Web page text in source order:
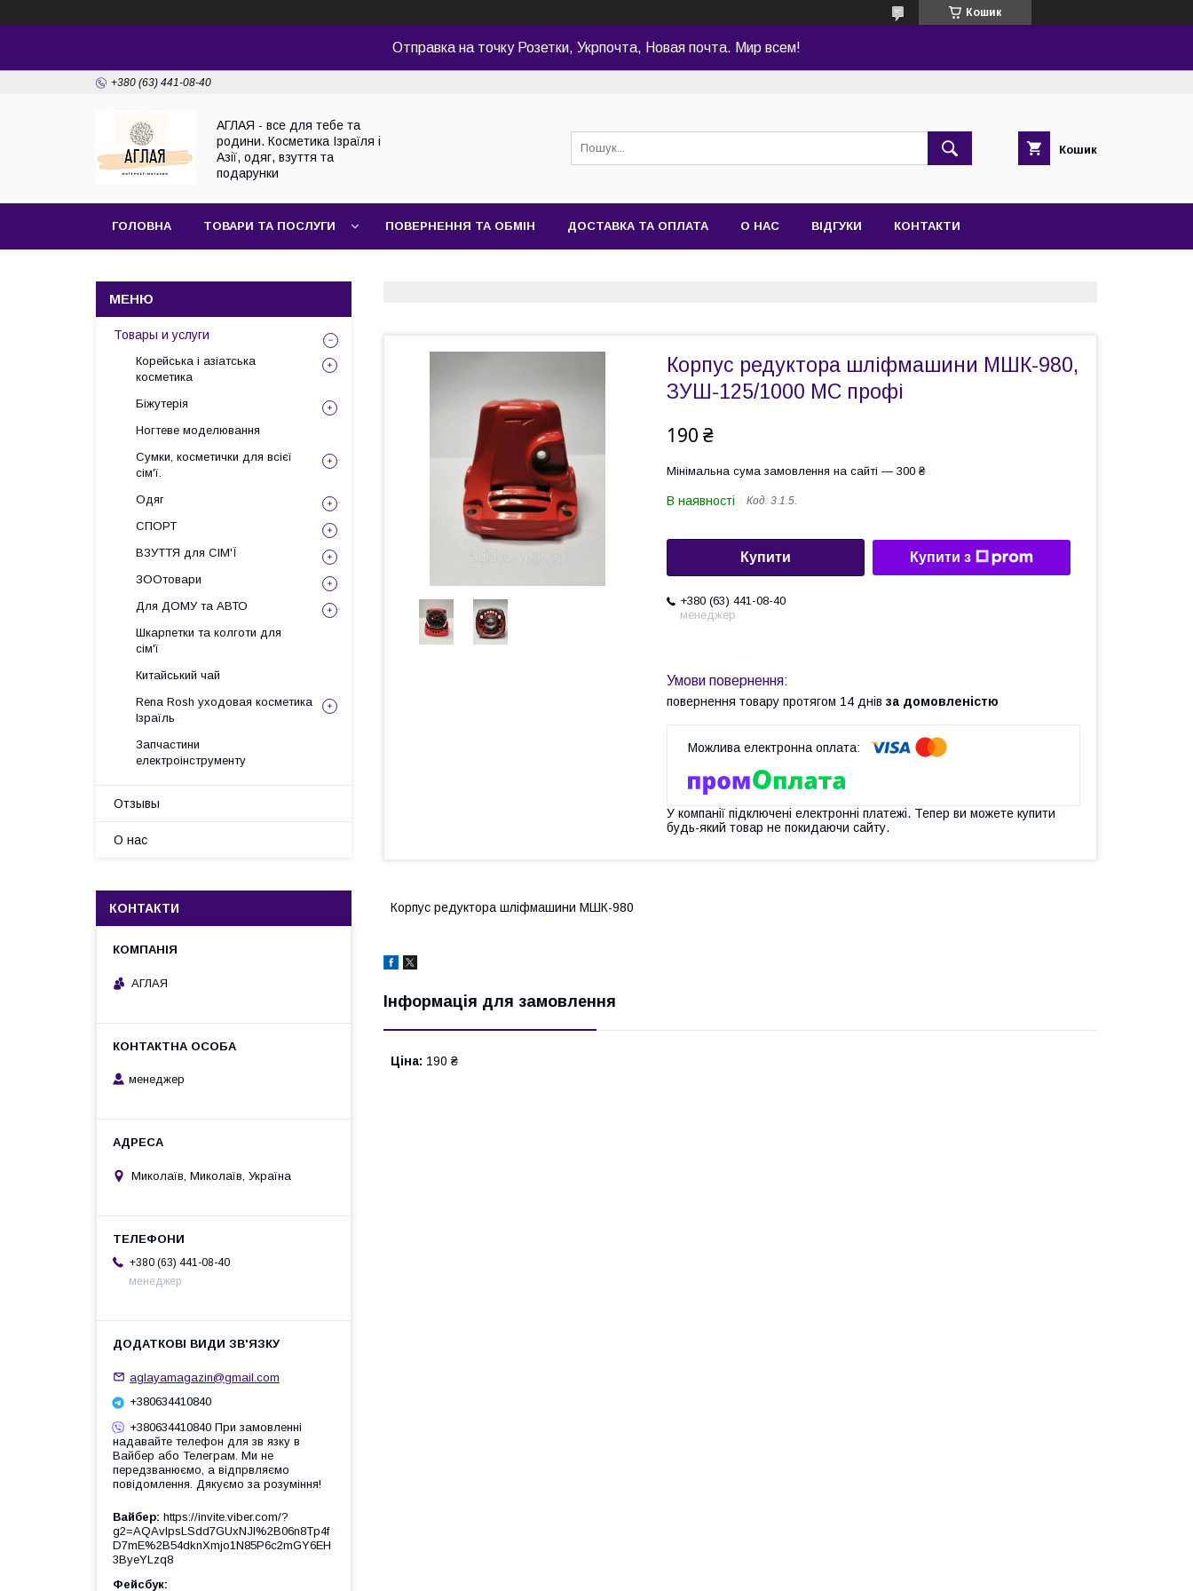
Кошик
Отправка на точку Розетки, Укрпочта, Новая почта. Мир всем!
+380 (63) 441-08-40
АГЛАЯ - все для тебе та
родини. Косметика Ізраїля і
Азії, одяг, взуття та
подарунки
Кошик
ГОЛОВНА ТОВАРИ ТА ПОСЛУГИ ПОВЕРНЕННЯ ТА ОБМІН ДОСТАВКА ТА ОПЛАТА О НАС ВІДГУКИ КОНТАКТИ
Корпус редуктора шліфмашини МШК-980,
ЗУШ-125/1000 МС профі
190 ₴
Мінімальна сума замовлення на сайті — 300 ₴
В наявності Код: 3.1.5.
Купити Купити з
+380 (63) 441-08-40
менеджер
повернення товару протягом 14 днів за домовленістю
У компанії підключені електронні платежі. Тепер ви можете купити
будь-який товар не покидаючи сайту.
Корпус редуктора шліфмашини МШК-980
Інформація для замовлення
Ціна: 190 ₴
Товары и услуги
Корейська і азіатська
косметика
Біжутерія
Ногтеве моделювання
Сумки, косметички для всієї
сім'ї.
Одяг
СПОРТ
ВЗУТТЯ для СІМ'Ї
ЗООтовари
Для ДОМУ та АВТО
Шкарпетки та колготи для
сім'ї
Китайський чай
Rena Rosh уходовая косметика
Ізраїль
Запчастини
електроінструменту
Отзывы
О нас
КОНТАКТИ
АГЛАЯ
менеджер
Миколаїв, Миколаїв, Україна
+380 (63) 441-08-40
менеджер
aglayamagazin@gmail.com
+380634410840
+380634410840 При замовленні
надавайте телефон для зв язку в
Вайбер або Телеграм. Ми не
передзванюємо, а відпрвляємо
повідомлення. Дякуємо за розуміння!
Вайбер https://invite.viber.com/?
g2=AQAvlpsLSdd7GUxNJl%2B06n8Tp4f
D7mE%2B54dknXmjo1N85P6c2mGY6EH
3ByeYLzq8
Фейсбук